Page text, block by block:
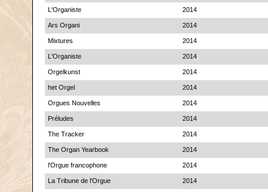
L'Organiste 2014
Ars Organi 2014
Mixtures 2014
L'Organiste 2014
Orgelkunst 2014
het Orgel 2014
Orgues Nouvelles 2014
Préludes 2014
The Tracker 2014
The Organ Yearbook 2014
l'Orgue francophone 2014
La Tribune de l'Orgue 2014